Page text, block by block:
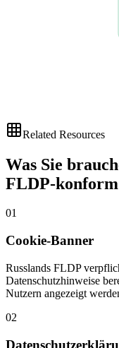
Related Resources
Was Sie
FLDP-konform
01
Cookie-Banner
Russlands FLDP
Datenschutzhinweise
Nutzern angezeigt
02